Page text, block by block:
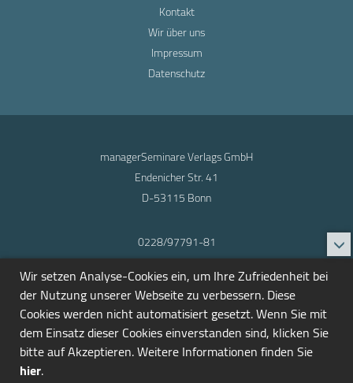
Kontakt
Wir über uns
Impressum
Datenschutz
managerSeminare Verlags GmbH
Endenicher Str. 41
D-53115 Bonn
0228/97791-81
info@seminarmarkt.de
© 2001-2026
Wir setzen Analyse-Cookies ein, um Ihre Zufriedenheit bei
der Nutzung unserer Webseite zu verbessern. Diese
Cookies werden nicht automatisiert gesetzt. Wenn Sie mit
dem Einsatz dieser Cookies einverstanden sind, klicken Sie
bitte auf Akzeptieren. Weitere Informationen finden Sie
hier.